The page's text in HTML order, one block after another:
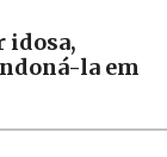
idosa,
la em